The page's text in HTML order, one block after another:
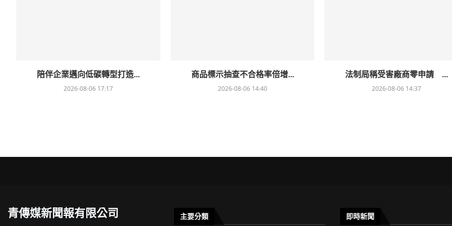
陪伴企業邁向低碳轉型打造...
2026-08-06 17:17
商品標示抽查不合格率倍增...
2026-08-06 14:40
法制局稱受害廠商零申請 ...
2026-08-06 14:37
青傳媒新聞報有限公司 主要分類 即時新聞